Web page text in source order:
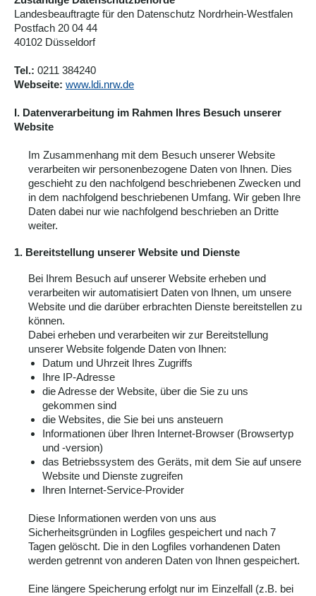
Landesbeauftragte für den Datenschutz Nordrhein-Westfalen
Postfach 20 04 44
40102 Düsseldorf
Tel.: 0211 384240
Webseite: www.ldi.nrw.de
I. Datenverarbeitung im Rahmen Ihres Besuch unserer
Website
Im Zusammenhang mit dem Besuch unserer Website
verarbeiten wir personenbezogene Daten von Ihnen. Dies
geschieht zu den nachfolgend beschriebenen Zwecken und
in dem nachfolgend beschriebenen Umfang. Wir geben Ihre
Daten dabei nur wie nachfolgend beschrieben an Dritte
weiter.
1. Bereitstellung unserer Website und Dienste
Bei Ihrem Besuch auf unserer Website erheben und
verarbeiten wir automatisiert Daten von Ihnen, um unsere
Website und die darüber erbrachten Dienste bereitstellen zu
können.
Dabei erheben und verarbeiten wir zur Bereitstellung
unserer Website folgende Daten von Ihnen:
Datum und Uhrzeit Ihres Zugriffs
Ihre IP-Adresse
die Adresse der Website, über die Sie zu uns
gekommen sind
die Websites, die Sie bei uns ansteuern
Informationen über Ihren Internet-Browser (Browsertyp
und -version)
das Betriebssystem des Geräts, mit dem Sie auf unsere
Website und Dienste zugreifen
Ihren Internet-Service-Provider
Diese Informationen werden von uns aus
Sicherheitsgründen in Logfiles gespeichert und nach 7
Tagen gelöscht. Die in den Logfiles vorhandenen Daten
werden getrennt von anderen Daten von Ihnen gespeichert.
Eine längere Speicherung erfolgt nur im Einzelfall (z.B. bei